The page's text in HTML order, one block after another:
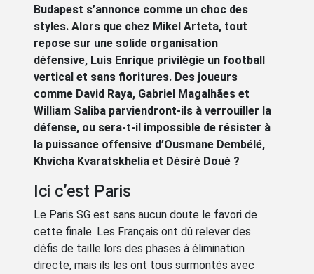
Budapest s’annonce comme un choc des
styles. Alors que chez Mikel Arteta, tout
repose sur une solide organisation
défensive, Luis Enrique privilégie un football
vertical et sans fioritures. Des joueurs
comme David Raya, Gabriel Magalhães et
William Saliba parviendront-ils à verrouiller la
défense, ou sera-t-il impossible de résister à
la puissance offensive d’Ousmane Dembélé,
Khvicha Kvaratskhelia et Désiré Doué ?
Ici c’est Paris
Le Paris SG est sans aucun doute le favori de
cette finale. Les Français ont dû relever des
défis de taille lors des phases à élimination
directe, mais ils les ont tous surmontés avec